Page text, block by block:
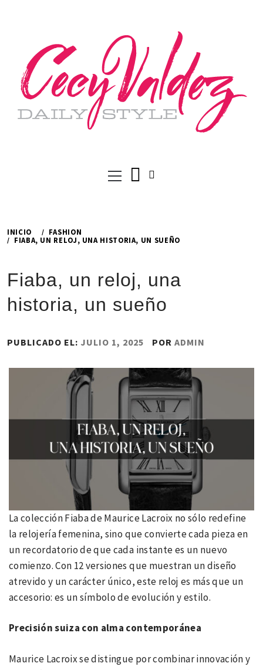
Menú
principal
INICIO
FASHION
FIABA, UN RELOJ, UNA HISTORIA, UN SUEÑO
Fiaba, un reloj, una
historia, un sueño
PUBLICADO EL: JULIO 1, 2025 POR ADMIN
La colección Fiaba de Maurice Lacroix no sólo redefine
la relojería femenina, sino que convierte cada pieza en
un recordatorio de que cada instante es un nuevo
comienzo. Con 12 versiones que muestran un diseño
atrevido y un carácter único, este reloj es más que un
accesorio: es un símbolo de evolución y estilo.
Precisión suiza con alma contemporánea
Maurice Lacroix se distingue por combinar innovación y